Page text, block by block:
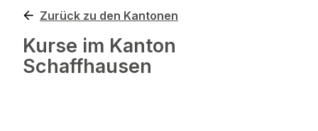
Zurück zu den Kantonen
Kurse im Kanton
Schaffhausen